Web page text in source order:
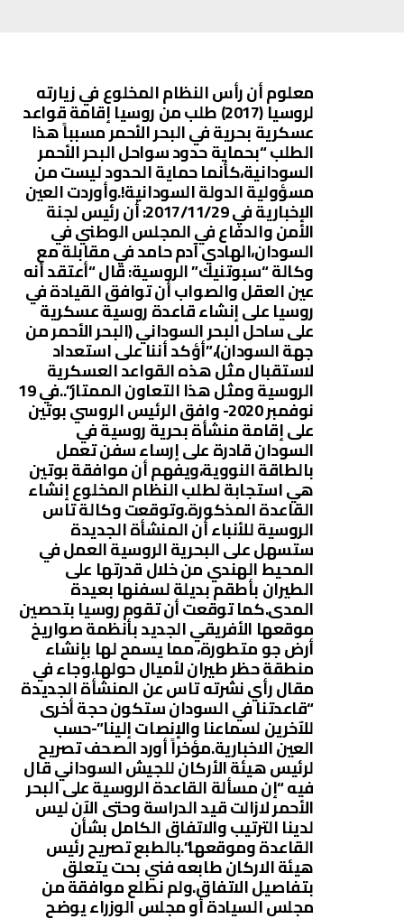
معلوم أن رأس النظام المخلوع في زيارته
لروسيا (2017) طلب من روسيا إقامة قواعد
عسكرية بحرية في البحر الأحمر مسبباً هذا
الطلب “بحماية حدود سواحل البحر الأحمر
السودانية،كأنما حماية الحدود ليست من
مسؤولية الدولة السودانية!.وأوردت العين
الإخبارية في 2017/11/29: أن رئيس لجنة
الأمن والدفاع في المجلس الوطني في
السودان،الهادي آدم حامد في مقابلة مع
وكالة “سبوتنيك” الروسية: قال “أعتقد أنه
عين العقل والصواب أن توافق القيادة في
روسيا على إنشاء قاعدة روسية عسكرية
على ساحل البحر السوداني (البحر الأحمر من
جهة السودان)،”أؤكد أننا على استعداد
لاستقبال مثل هذه القواعد العسكرية
الروسية ومثل هذا التعاون الممتاز”..في 19
نوفمبر 2020- وافق الرئيس الروسي بوتين
على إقامة منشأة بحرية روسية في
السودان قادرة على إرساء سفن تعمل
بالطاقة النووية،ويفهم أن موافقة بوتين
هي استجابة لطلب النظام المخلوع إنشاء
القاعدة المذكورة.وتوقعت وكالة تاس
الروسية للأنباء أن المنشأة الجديدة
ستسهل على البحرية الروسية العمل في
المحيط الهندي من خلال قدرتها على
الطيران بأطقم بديلة لسفنها بعيدة
المدى.كما توقعت أن تقوم روسيا بتحصين
موقعها الأفريقي الجديد بأنظمة صواريخ
أرض جو متطورة، مما يسمح لها بإنشاء
منطقة حظر طيران لأميال حولها.وجاء في
مقال رأي نشرته تاس عن المنشأة الجديدة
“قاعدتنا في السودان ستكون حجة أخرى
للآخرين لسماعنا والإنصات إلينا”-حسب
العين الاخبارية.مؤخراً أورد الصحف تصريح
لرئيس هيئة الأركان للجيش السوداني قال
فيه “إن مسألة القاعدة الروسية على البحر
الأحمر لازالت قيد الدراسة وحتى الآن ليس
لدينا الترتيب والاتفاق الكامل بشأن
القاعدة وموقعها”.بالطبع تصريح رئيس
هيئة الاركان طابعه فني بحت يتعلق
بتفاصيل الاتفاق.ولم نطلع موافقة من
مجلس السيادة أو مجلس الوزراء يوضح